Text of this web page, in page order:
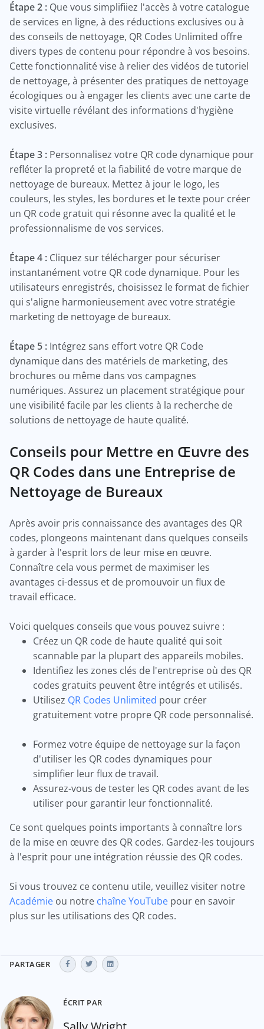
Étape 2 : Que vous simplifiiez l'accès à votre catalogue
de services en ligne, à des réductions exclusives ou à
des conseils de nettoyage, QR Codes Unlimited offre
divers types de contenu pour répondre à vos besoins.
Cette fonctionnalité vise à relier des vidéos de tutoriel
de nettoyage, à présenter des pratiques de nettoyage
écologiques ou à engager les clients avec une carte de
visite virtuelle révélant des informations d'hygiène
exclusives.
Étape 3 : Personnalisez votre QR code dynamique pour
refléter la propreté et la fiabilité de votre marque de
nettoyage de bureaux. Mettez à jour le logo, les
couleurs, les styles, les bordures et le texte pour créer
un QR code gratuit qui résonne avec la qualité et le
professionnalisme de vos services.
Étape 4 : Cliquez sur télécharger pour sécuriser
instantanément votre QR code dynamique. Pour les
utilisateurs enregistrés, choisissez le format de fichier
qui s'aligne harmonieusement avec votre stratégie
marketing de nettoyage de bureaux.
Étape 5 : Intégrez sans effort votre QR Code
dynamique dans des matériels de marketing, des
brochures ou même dans vos campagnes
numériques. Assurez un placement stratégique pour
une visibilité facile par les clients à la recherche de
solutions de nettoyage de haute qualité.
Conseils pour Mettre en Œuvre des
QR Codes dans une Entreprise de
Nettoyage de Bureaux
Après avoir pris connaissance des avantages des QR
codes, plongeons maintenant dans quelques conseils
à garder à l'esprit lors de leur mise en œuvre.
Connaître cela vous permet de maximiser les
avantages ci-dessus et de promouvoir un flux de
travail efficace.
Voici quelques conseils que vous pouvez suivre :
Créez un QR code de haute qualité qui soit
scannable par la plupart des appareils mobiles.
Identifiez les zones clés de l'entreprise où des QR
codes gratuits peuvent être intégrés et utilisés.
Utilisez QR Codes Unlimited pour créer
gratuitement votre propre QR code personnalisé.
Formez votre équipe de nettoyage sur la façon
d'utiliser les QR codes dynamiques pour
simplifier leur flux de travail.
Assurez-vous de tester les QR codes avant de les
utiliser pour garantir leur fonctionnalité.
Ce sont quelques points importants à connaître lors
de la mise en œuvre des QR codes. Gardez-les toujours
à l'esprit pour une intégration réussie des QR codes.
Si vous trouvez ce contenu utile, veuillez visiter notre
Académie ou notre chaîne YouTube pour en savoir
plus sur les utilisations des QR codes.
PARTAGER
ÉCRIT PAR